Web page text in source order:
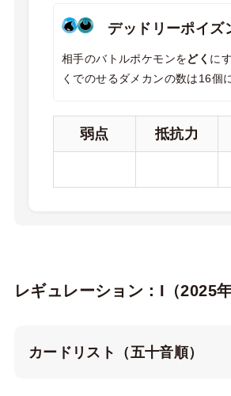
デッドリーポイズ
相手のバトルポケモンをどく に
くでのせるダメカンの数は16個
弱点 抵抗力
レギュレーション：I（2025
カードリスト（五十音順）